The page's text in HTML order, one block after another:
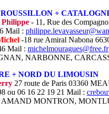
+
- 11, Rue des
Mail :
-18 rue Amiral Nabona
Mail : michelmouragues@free.fr
NARBONNE,
+ NORD DU LIMOUSIN
27 route de Paris 03360
ou 06 16 22 19 21 Mail :
AMAND MONTRON,